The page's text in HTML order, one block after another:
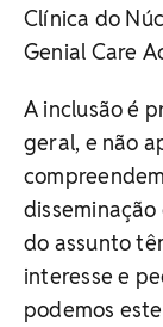
Clínica do
Genial Care
A inclusão é
geral, e não
do assunto
interesse e
podemos